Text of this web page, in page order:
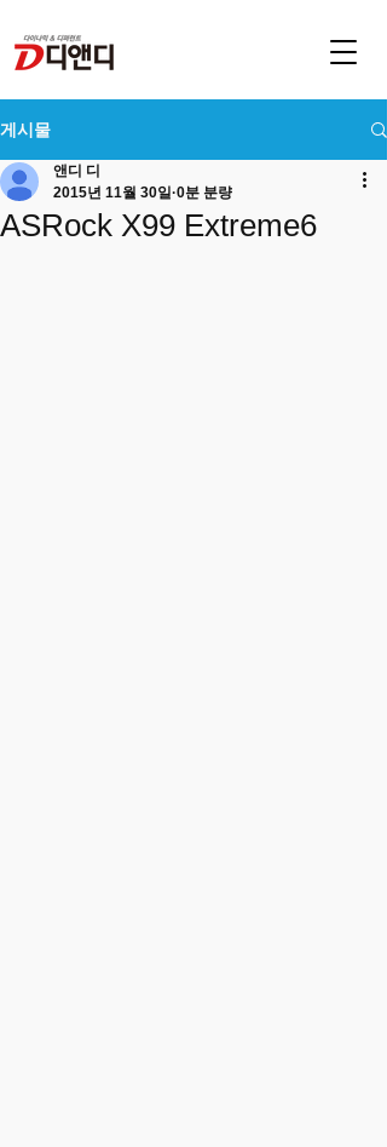
게시물
ASRock X99 Extreme6
앤디 디
2015년 11월 30일 0분 분량